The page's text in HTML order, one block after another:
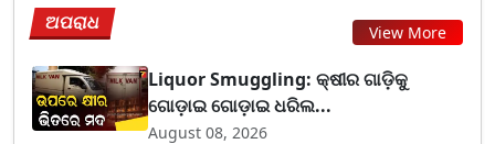
ଅପରାଧ View More
Liquor Smuggling: କ୍ଷୀର ଗାଡ଼ିକୁ
ଗୋଡ଼ାଇ ଗୋଡ଼ାଇ ଧରିଲ...
August 08, 2026